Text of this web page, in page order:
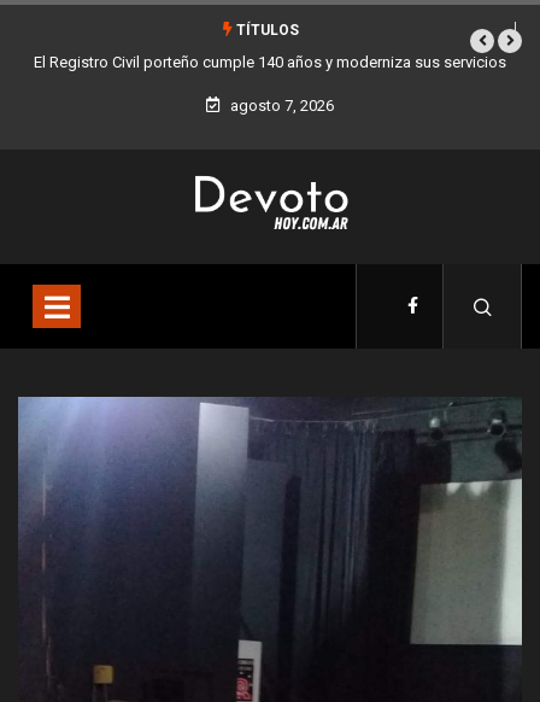
TÍTULOS
El Registro Civil porteño cumple 140 años y moderniza sus servicios
agosto 7, 2026